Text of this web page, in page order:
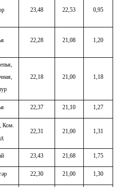
23,48 22,53 0,95
22,28 21,08 1,20
22,18 21,00 1,18
22,37 21,10 1,27
Ком.
22,31 21,00 1,31
23,43 21,68 1,75
22,30 21,00 1,30